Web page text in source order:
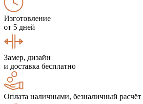
Изготовление
от 5 дней
Замер, дизайн
и доставка бесплатно
Оплата наличными, безналичный расчёт